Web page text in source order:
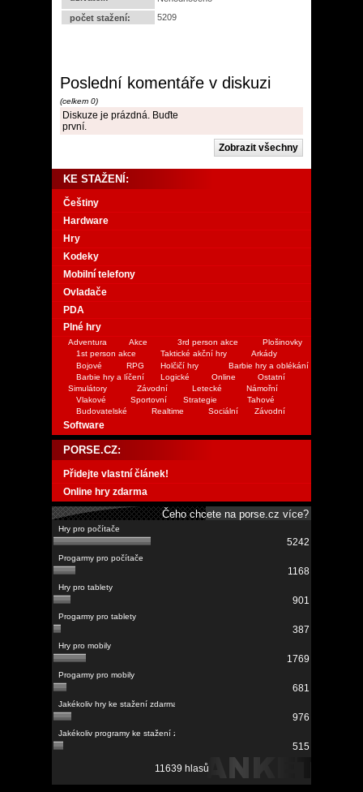
počet stažení:
5209
Poslední komentáře v diskuzi
(celkem 0)
Diskuze je prázdná. Buďte
první.
KE STAŽENÍ:
Češtiny
Hardware
Hry
Kodeky
Mobilní telefony
Ovladače
PDA
Plné hry
Adventura Akce 3rd person akce
Plošinovky
1st person akce
Taktické akční hry
Arkády
Bojové
RPG Holčičí hry
Barbie hry a oblékání
Barbie hry a líčení
Logické Online
Ostatní
Simulátory
Závodní Letecké
Námořní
Vlakové
Sportovní Strategie
Tahové
Budovatelské
Realtime Sociální Závodní
Software
PORSE.CZ:
Přidejte vlastní článek!
Online hry zdarma
Čeho chcete na porse.cz více?
5242
1168
901
387
1769
681
976
515
11639 hlasů